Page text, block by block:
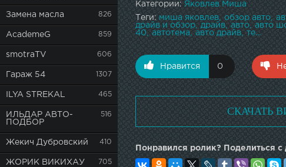
Замена масла 826
AcademeG 859
smotraTV 606
Гараж 54 1307
ILYA STREKAL 465
ИЛЬДАР АВТО-
ПОДБОР
516
Жекич Дубровский 410
ЖОРИК ВИКИХАУ 705
Категории:Яковлев Миша
Теги: миша яковлев обзор авто
драйв и обзор
драйв авто авто
40
автотема авто драйв те...
Нравится 0
СКАЧАТЬ
Понравился ролик? Поделиться с